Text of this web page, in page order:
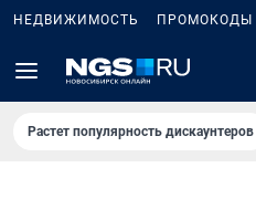
НЕДВИЖИМОСТЬ ПРОМОКОДЫ
Растет популярность дискаунтеров